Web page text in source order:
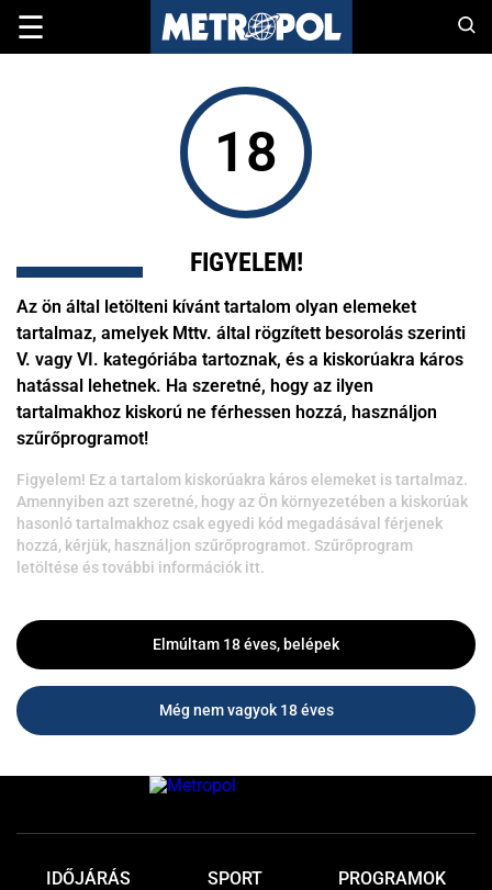
☰
18
FIGYELEM!
Az ön által letölteni kívánt tartalom olyan elemeket
tartalmaz, amelyek Mttv. által rögzített besorolás szerinti
V. vagy VI. kategóriába tartoznak, és a kiskorúakra káros
hatással lehetnek. Ha szeretné, hogy az ilyen
tartalmakhoz kiskorú ne férhessen hozzá, használjon
szűrőprogramot!
Figyelem! Ez a tartalom kiskorúakra káros elemeket is tartalmaz.
Amennyiben azt szeretné, hogy az Ön környezetében a kiskorúak
hasonló tartalmakhoz csak egyedi kód megadásával férjenek
hozzá, kérjük, használjon szűrőprogramot. Szűrőprogram
letöltése és további információk itt.
Elmúltam 18 éves, belépek
Még nem vagyok 18 éves
IDŐJÁRÁS SPORT PROGRAMOK